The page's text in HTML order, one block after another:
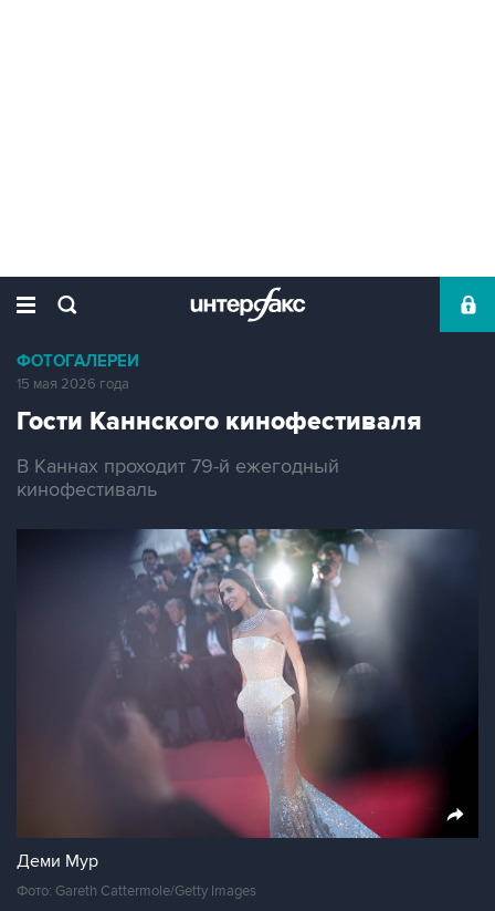
ФОТОГАЛЕРЕИ
15 мая 2026 года
Гости Каннского кинофестиваля
В Каннах проходит 79-й ежегодный
кинофестиваль
Деми Мур
Фото: Gareth Cattermole/Getty Images